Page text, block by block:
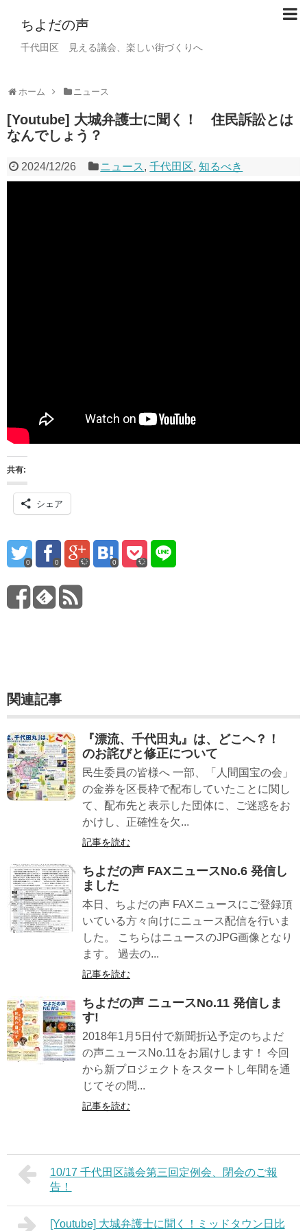
ちよだの声
千代田区 見える議会、楽しい街づくりへ
ホーム ニュース
[Youtube] 大城弁護士に聞く！ 住民訴訟とは
なんでしょう？
2024/12/26 ニュース,千代田区,知るべき
共有:
シェア
0 0 0
関連記事
『漂流、千代田丸』は、どこへ？！
のお詫びと修正について
民生委員の皆様へ 一部、「人間国宝の会」
の金券を区長枠で配布していたことに関し
て、配布先と表示した団体に、ご迷惑をお
かけし、正確性を欠...
記事を読む
ちよだの声 FAXニュースNo.6 発信し
ました
本日、ちよだの声 FAXニュースにご登録頂
いている方々向けにニュース配信を行いま
した。 こちらはニュースのJPG画像となり
ます。 過去の...
記事を読む
ちよだの声 ニュースNo.11 発信しま
す!
2018年1月5日付で新聞折込予定のちよだ
の声ニュースNo.11をお届けします！ 今回
から新プロジェクトをスタートし年間を通
じてその問...
記事を読む
10/17 千代田区議会第三回定例会、閉会のご報
告！
[Youtube] 大城弁護士に聞く！ミッドタウン日比